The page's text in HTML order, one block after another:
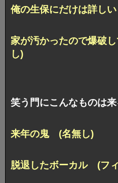
俺の生保にだけは詳し
家が汚かったので爆破
し)
笑う門にこんなものは
来年の鬼 (名無し)
脱退したボーカル (フ